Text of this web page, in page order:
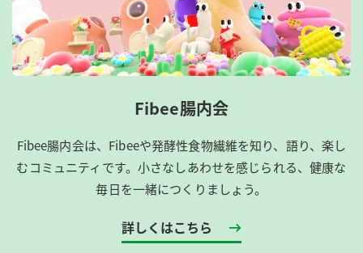
Fibee腸内会
Fibee腸内会は、​Fibeeや発酵性食物繊維を知り、語り、楽し
むコミュニティです。​小さなしあわせを感じられる、健康な
毎日を一緒につくりましょう。
詳しくはこちら